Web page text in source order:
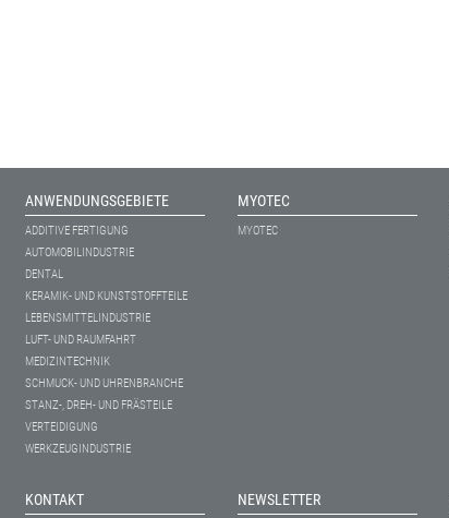
ANWENDUNGSGEBIETE
ADDITIVE FERTIGUNG
AUTOMOBILINDUSTRIE
DENTAL
KERAMIK- UND KUNSTSTOFFTEILE
LEBENSMITTELINDUSTRIE
LUFT- UND RAUMFAHRT
MEDIZINTECHNIK
SCHMUCK- UND UHRENBRANCHE
STANZ-, DREH- UND FRÄSTEILE
VERTEIDIGUNG
WERKZEUGINDUSTRIE
MYOTEC
MYOTEC
KONTAKT NEWSLETTER